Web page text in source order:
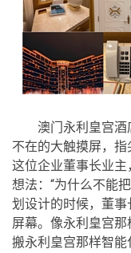
澳门永利皇宫
不在的大触摸屏，
这位企业董事长业
想法：“为什么不能
划设计的时候，董事
屏幕。像永利皇宫那
搬永利皇宫那样智能